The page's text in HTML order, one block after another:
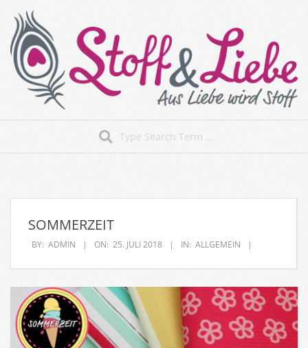
content
Stoff&Liebe
Menu
SOMMERZEIT
BY: ADMIN ON: 25. JULI 2018 IN: ALLGEMEIN